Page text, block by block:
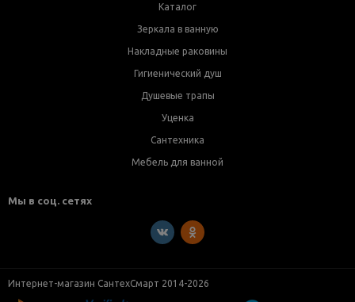
Каталог
Зеркала в ванную
Накладные раковины
Гигиенический душ
Душевые трапы
Уценка
Сантехника
Мебель для ванной
Мы в соц. сетях
Интернет-магазин СантехСмарт 2014-2026